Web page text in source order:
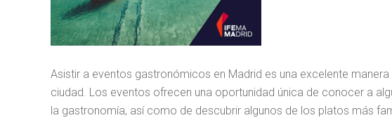
Asistir a eventos gastronómicos en Madrid es una excelente
ciudad. Los eventos ofrecen una oportunidad única de conocer a
la gastronomía, así como de descubrir algunos de los platos más